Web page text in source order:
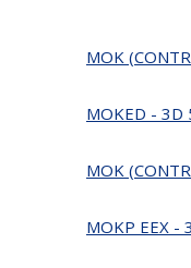
MOK
MOKED - 3D
MOK
MOKP EEX -